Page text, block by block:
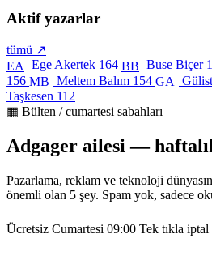
Aktif yazarlar
tümü ↗
EA
Ege Akertek 164 BB Buse Biçer
156 MB Meltem Balım 154 GA
Taşkesen 112
▦ Bülten / cumartesi sabahları
Adgager ailesi —
Pazarlama, reklam ve teknoloji
önemli olan 5 şey. Spam yok, sadece
Ücretsiz Cumartesi 09:00 Tek tıkla iptal